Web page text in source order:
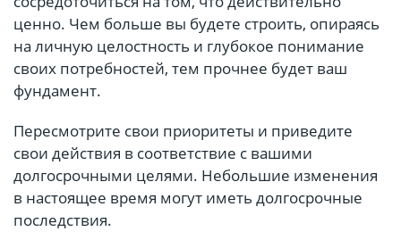
ценно. Чем больше вы будете строить, опираясь
на личную целостность и глубокое понимание
своих потребностей, тем прочнее будет ваш
фундамент.
Пересмотрите свои приоритеты и приведите
свои действия в соответствие с вашими
долгосрочными целями. Небольшие изменения
в настоящее время могут иметь долгосрочные
последствия.